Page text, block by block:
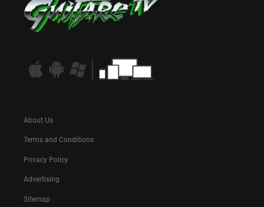
About Us
Terms and Conditions
Privacy Policy
Advertising
Sitemap